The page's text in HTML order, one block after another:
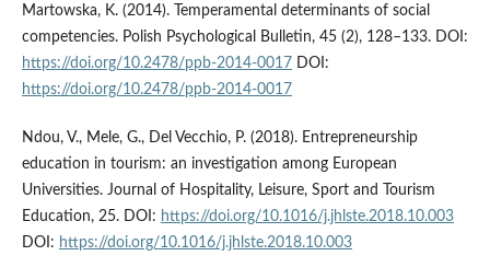
Martowska, K. (2014). Temperamental determinants of social
competencies. Polish Psychological Bulletin, 45 (2), 128–133. DOI:
https://doi.org/10.2478/ppb-2014-0017DOI:
https://doi.org/10.2478/ppb-2014-0017
Ndou, V., Mele, G., Del Vecchio, P. (2018). Entrepreneurship
education in tourism: an investigation among European
Universities. Journal of Hospitality, Leisure, Sport and Tourism
Education, 25. DOI: https://doi.org/10.1016/j.jhlste.2018.10.003
DOI: https://doi.org/10.1016/j.jhlste.2018.10.003